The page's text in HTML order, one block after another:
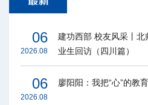
06
2026.08
建功西部 校友风采丨北
业生回访（四川篇）
06
2026.08
廖阳阳：我把“心”的教